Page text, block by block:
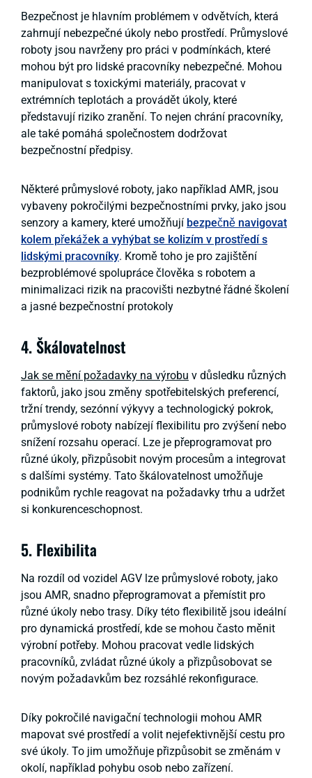
Bezpečnost je hlavním problémem v odvětvích, která
zahrnují nebezpečné úkoly nebo prostředí. Průmyslové
roboty jsou navrženy pro práci v podmínkách, které
mohou být pro lidské pracovníky nebezpečné. Mohou
manipulovat s toxickými materiály, pracovat v
extrémních teplotách a provádět úkoly, které
představují riziko zranění. To nejen chrání pracovníky,
ale také pomáhá společnostem dodržovat
bezpečnostní předpisy.
Některé průmyslové roboty, jako například AMR, jsou
vybaveny pokročilými bezpečnostními prvky, jako jsou
senzory a kamery, které umožňují bezpečně navigovat
kolem překážek a vyhýbat se kolizím v prostředí s
lidskými pracovníky. Kromě toho je pro zajištění
bezproblémové spolupráce člověka s robotem a
minimalizaci rizik na pracovišti nezbytné řádné školení
a jasné bezpečnostní protokoly
4. Škálovatelnost
Jak se mění požadavky na výrobu v důsledku různých
faktorů, jako jsou změny spotřebitelských preferencí,
tržní trendy, sezónní výkyvy a technologický pokrok,
průmyslové roboty nabízejí flexibilitu pro zvýšení nebo
snížení rozsahu operací. Lze je přeprogramovat pro
různé úkoly, přizpůsobit novým procesům a integrovat
s dalšími systémy. Tato škálovatelnost umožňuje
podnikům rychle reagovat na požadavky trhu a udržet
si konkurenceschopnost.
5. Flexibilita
Na rozdíl od vozidel AGV lze průmyslové roboty, jako
jsou AMR, snadno přeprogramovat a přemístit pro
různé úkoly nebo trasy. Díky této flexibilitě jsou ideální
pro dynamická prostředí, kde se mohou často měnit
výrobní potřeby. Mohou pracovat vedle lidských
pracovníků, zvládat různé úkoly a přizpůsobovat se
novým požadavkům bez rozsáhlé rekonfigurace.
Díky pokročilé navigační technologii mohou AMR
mapovat své prostředí a volit nejefektivnější cestu pro
své úkoly. To jim umožňuje přizpůsobit se změnám v
okolí, například pohybu osob nebo zařízení.